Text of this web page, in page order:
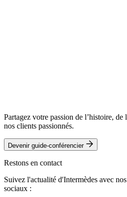
Partagez votre passion de l’histoire, de
nos clients passionnés.
Devenir guide-conférencier
Restons en contact
Suivez l'actualité d'Intermèdes avec
sociaux :